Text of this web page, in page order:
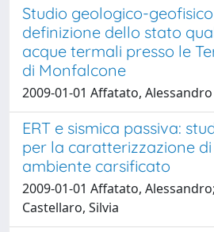
Studio geologico-
definizione dello stato
acque termali presso le
di Monfalcone
2009-01-01 Affatato, Alessandro
ERT e sismica passiva:
per la caratterizzazione
ambiente carsificato
2009-01-01 Affatato,
Castellaro, Silvia